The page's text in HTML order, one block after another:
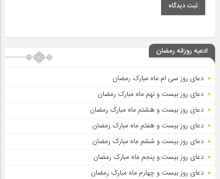
ثبت دیدگاه
ادعیه روزانه رمضان
دعای روز سی ام ماه مبارک رمضان
دعای روز بیست و نهم ماه مبارک رمضان
دعای روز بیست و هشتم ماه مبارک رمضان
دعای روز بیست و هفتم ماه مبارک رمضان
دعای روز بیست و ششم ماه مبارک رمضان
دعای روز بیست و پنجم ماه مبارک رمضان
دعای روز بیست و چهارم ماه مبارک رمضان